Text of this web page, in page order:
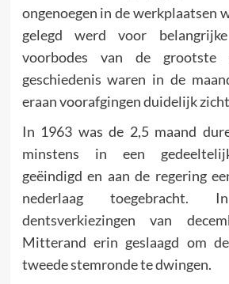
ongenoegen in de werkplaatsen
gelegd werd voor
voorbodes van de
geschiedenis waren in de
eraan voorafgingen duidelijk
In 1963 was de 2,5 maand
minstens in een
geëindigd en aan de regering
nederlaag
dentsverkiezingen van
Mitterand erin geslaagd om
tweede stemronde te dwingen.